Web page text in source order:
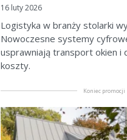
16 luty 2026
Logistyka w branży stolarki
Nowoczesne systemy
usprawniają transport okien i
koszty.
Koniec promocji